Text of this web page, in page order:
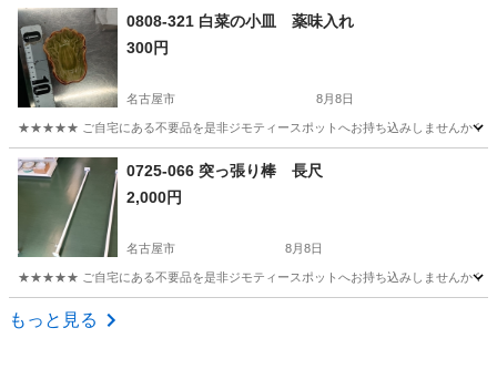
愛知 名古屋市 マグカップ
0808-321 白菜の小皿 薬味入れ
300円
名古屋市 8月8日
★★★★★ ご自宅にある不要品を是非ジモティースポットへお持ち込みしませんか？
愛知 名古屋市 白菜
0725-066 突っ張り棒 長尺
2,000円
名古屋市 8月8日
★★★★★ ご自宅にある不要品を是非ジモティースポットへお持ち込みしませんか？
愛知 名古屋市
もっと見る